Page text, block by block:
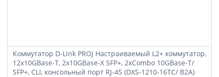
Коммутатор D-Link PROJ Настраиваемый L2+ коммутатор,
12x10GBase-T, 2x10GBase-X SFP+, 2xCombo 10GBase-T/
SFP+, CLI, консольный порт RJ-45 (DXS-1210-16TC/ B2A)